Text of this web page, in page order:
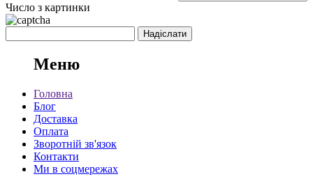
Число з картинки
Меню
Головна
Блог
Доставка
Оплата
Зворотній зв'язок
Контакти
Ми в соцмережах